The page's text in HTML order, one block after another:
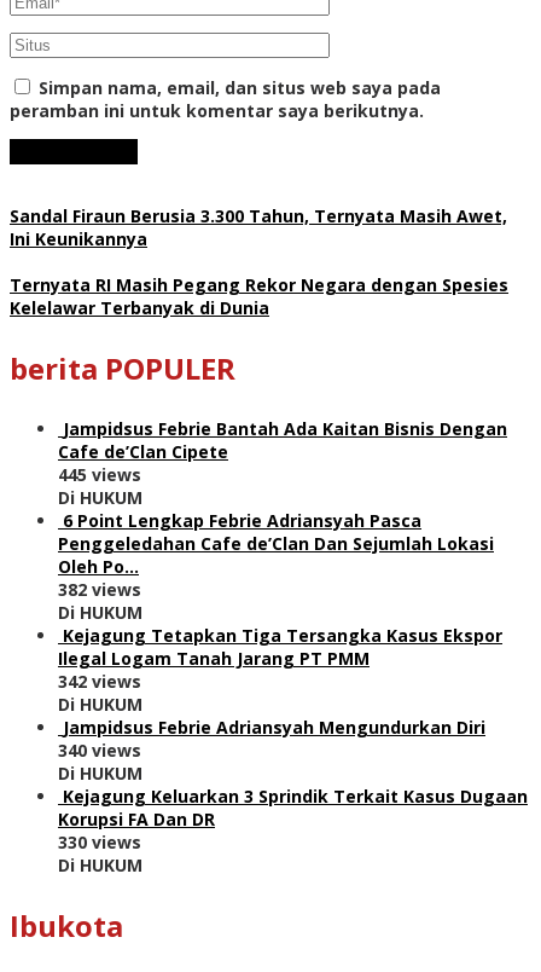
Simpan nama, email, dan situs web saya pada
peramban ini untuk komentar saya berikutnya.
Sandal Firaun Berusia 3.300 Tahun, Ternyata Masih Awet,
Ini Keunikannya
Ternyata RI Masih Pegang Rekor Negara dengan Spesies
Kelelawar Terbanyak di Dunia
berita POPULER
Jampidsus Febrie Bantah Ada Kaitan Bisnis Dengan
Cafe de’Clan Cipete
445 views
Di HUKUM
6 Point Lengkap Febrie Adriansyah Pasca
Penggeledahan Cafe de’Clan Dan Sejumlah Lokasi
Oleh Po…
382 views
Di HUKUM
Kejagung Tetapkan Tiga Tersangka Kasus Ekspor
Ilegal Logam Tanah Jarang PT PMM
342 views
Di HUKUM
Jampidsus Febrie Adriansyah Mengundurkan Diri
340 views
Di HUKUM
Kejagung Keluarkan 3 Sprindik Terkait Kasus Dugaan
Korupsi FA Dan DR
330 views
Di HUKUM
Ibukota